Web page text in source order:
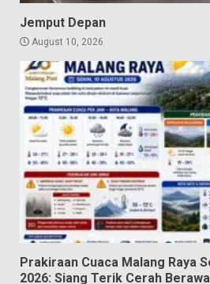
Jemput Depan
August 10, 2026
Prakiraan Cuaca Malang Raya
2026: Siang Terik Cerah